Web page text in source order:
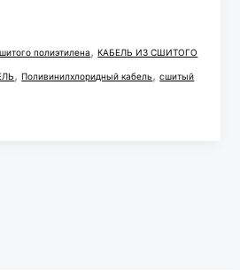
полиэтилена ,КАБЕЛЬ ИЗ СШИТОГО
,Поливинилхлоридный кабель ,сшитый